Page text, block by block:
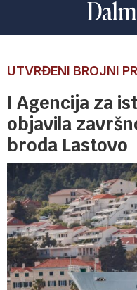
UTVRĐENI BROJNI
I Agencija za
objavila
broda Lastovo